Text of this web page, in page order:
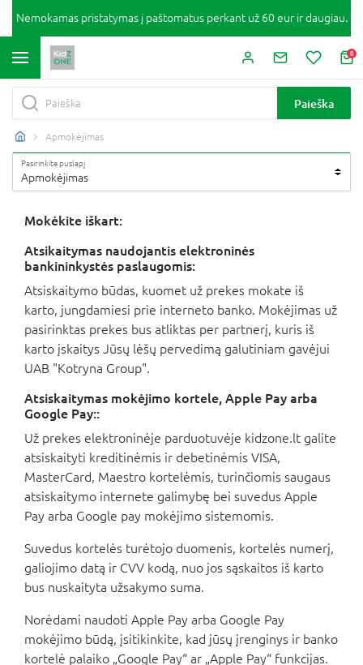
Nemokamas pristatymas į paštomatus perkant už 60 eur ir daugiau.
0
Paieška
Apmokėjimas
Pasirinkite puslapį
Apmokėjimas
Mokėkite iškart:
Atsikaitymas naudojantis elektroninės
bankininkystės paslaugomis:
Atsiskaitymo būdas, kuomet už prekes mokate iš
karto, jungdamiesi prie interneto banko. Mokėjimas už
pasirinktas prekes bus atliktas per partnerį, kuris iš
karto įskaitys Jūsų lėšų pervedimą galutiniam gavėjui
UAB "Kotryna Group".
Atsiskaitymas mokėjimo kortele, Apple Pay arba
Google Pay::
Už prekes elektroninėje parduotuvėje kidzone.lt galite
atsiskaityti kreditinėmis ir debetinėmis VISA,
MasterCard, Maestro kortelėmis, turinčiomis saugaus
atsiskaitymo internete galimybę bei suvedus Apple
Pay arba Google pay mokėjimo sistemomis.
Suvedus kortelės turėtojo duomenis, kortelės numerį,
galiojimo datą ir CVV kodą, nuo jos sąskaitos iš karto
bus nuskaityta užsakymo suma.
Norėdami naudoti Apple Pay arba Google Pay
mokėjimo būdą, įsitikinkite, kad jūsų įrenginys ir banko
kortelė palaiko „Google Pay“ ar „Apple Pay“ funkcijas.